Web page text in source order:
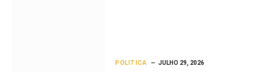
POLITICA JULHO 29, 2026